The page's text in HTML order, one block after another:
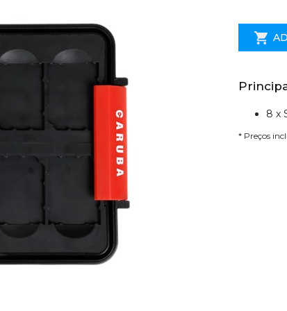
8 x
* Preços